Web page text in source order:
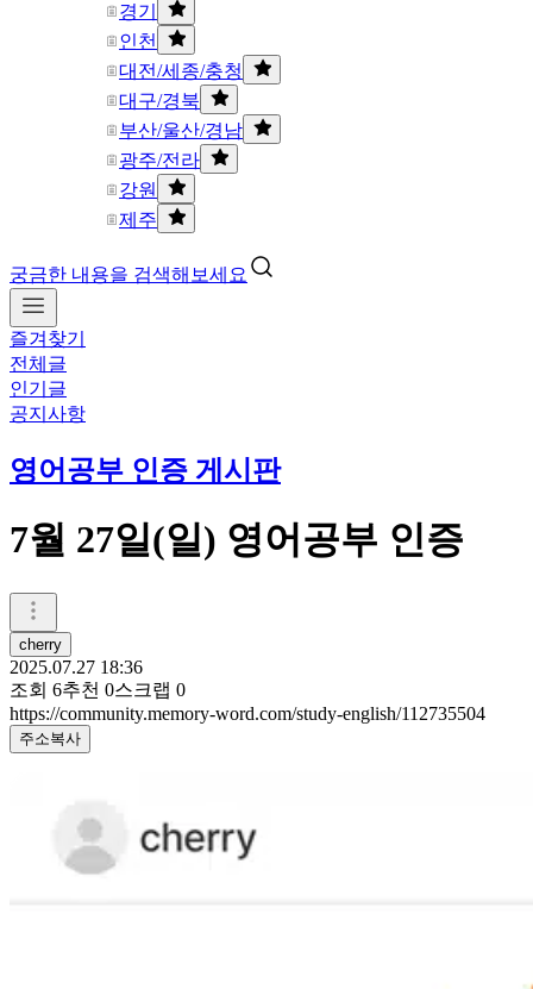
경기
인천
대전/세종/충청
대구/경북
부산/울산/경남
광주/전라
강원
제주
궁금한 내용을 검색해보세요
즐겨찾기
전체글
인기글
공지사항
영어공부 인증 게시판
7월 27일(일) 영어공부 인증
cherry
2025.07.27 18:36
조회 6추천 0스크랩 0
https://community.memory-word.com/study-english/112735504
주소복사